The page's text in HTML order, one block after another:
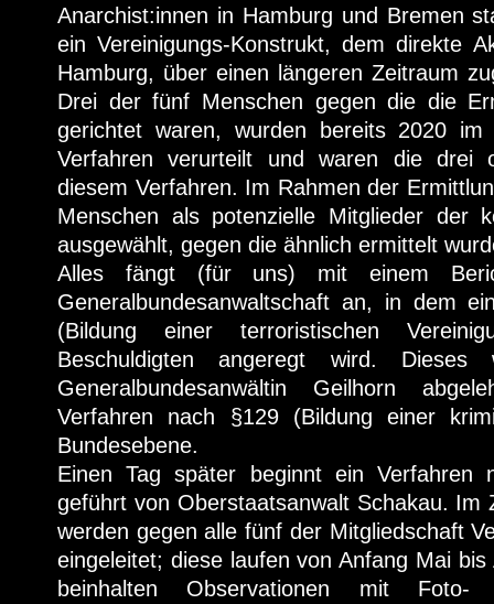
Anarchist:innen in Hamburg und Bremen
ein Vereinigungs-Konstrukt, dem direkte
Hamburg, über einen längeren Zeitraum
Drei der fünf Menschen gegen die die
gerichtet waren, wurden bereits 2020 im
Verfahren verurteilt und waren die drei
diesem Verfahren. Im Rahmen der
Menschen als potenzielle Mitglieder der
ausgewählt, gegen die ähnlich ermittelt
Alles fängt (für uns) mit einem
Generalbundesanwaltschaft an, in dem
(Bildung einer terroristischen
Beschuldigten angeregt wird.
Generalbundesanwältin Geilhorn
Verfahren nach §129 (Bildung einer
Bundesebene.
Einen Tag später beginnt ein Verfahren
geführt von Oberstaatsanwalt Schakau. Im
werden gegen alle fünf der Mitgliedschaft
eingeleitet; diese laufen von Anfang Mai
beinhalten Observationen mit Foto-